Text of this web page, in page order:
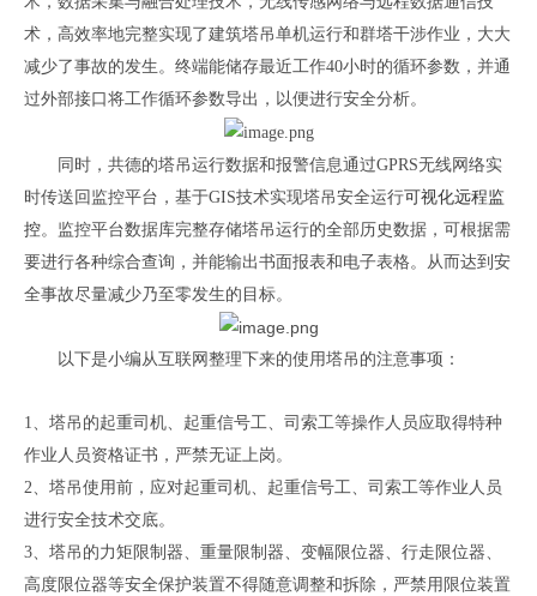
术，高效率地完整实现了建筑塔吊单机运行和群塔干涉作业，大大
减少了事故的发生。终端能储存最近工作40小时的循环参数，并通
过外部接口将工作循环参数导出，以便进行安全分析。
同时，共德的塔吊运行数据和报警信息通过GPRS无线网络实
时传送回监控平台，基于GIS技术实现塔吊安全运行可视化远程监
控。监控平台数据库完整存储塔吊运行的全部历史数据，可根据需
要进行各种综合查询，并能输出书面报表和电子表格。从而达到安
全事故尽量减少乃至零发生的目标。
以下是小编从互联网整理下来的使用塔吊的注意事项：
1、塔吊的起重司机、起重信号工、 司索工等操作人员应取得特种
作业人员资格证书，严禁无证上岗。
2、塔吊使用前，应对起重司机、起重信号工、司索工等作业人员
进行安全技术交底。
3、塔吊的力矩限制器、重量限制器、变幅限位器、行走限位器、
高度限位器等安全保护装置不得随意调整和拆除，严禁用限位装置